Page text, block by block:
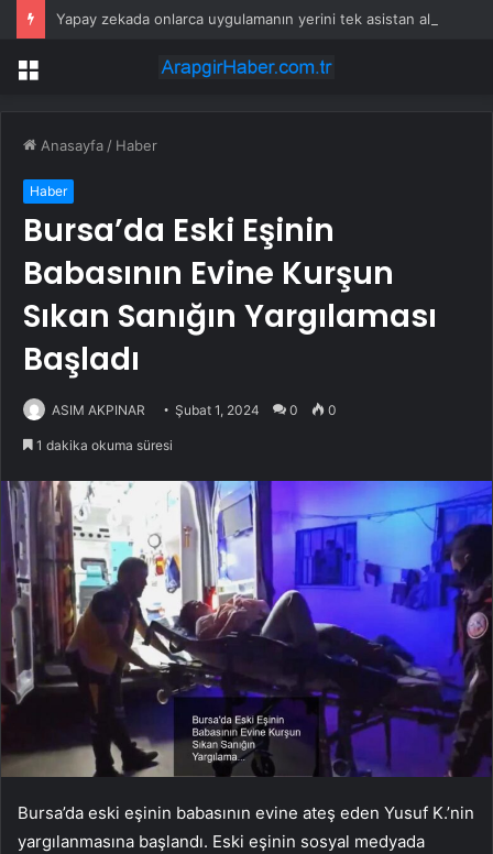
Menü
Anasayfa / Haber
Haber
Bursa’da Eski Eşinin
Babasının Evine Kurşun
Sıkan Sanığın Yargılaması
Başladı
ASIM AKPINAR Şubat 1, 2024 0 0
1 dakika okuma süresi
Bursa’da eski eşinin babasının evine ateş eden Yusuf K.’nin
yargılanmasına başlandı. Eski eşinin sosyal medyada